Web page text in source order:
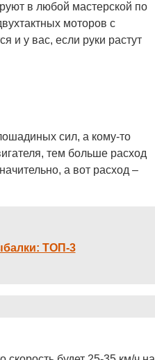
в любой мастерской по
моторов с
и у вас, если руки растут
сил, а кому-то
тем больше расход
а вот расход –
ТОП-3